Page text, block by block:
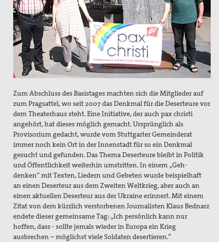
Suche
Zum Abschluss des Basistages machten sich die Mitglieder auf
zum Pragsattel, wo seit 2007 das Denkmal für die Deserteure vor
dem Theaterhaus steht. Eine Initiative, der auch pax christi
angehört, hat dieses möglich gemacht. Ursprünglich als
Provisorium gedacht, wurde vom Stuttgarter Gemeinderat
immer noch kein Ort in der Innenstadt für so ein Denkmal
gesucht und gefunden. Das Thema Deserteure bleibt in Politik
und Öffentlichkeit weiterhin umstritten. In einem „Geh-
denken“ mit Texten, Liedern und Gebeten wurde beispielhaft
an einen Deserteur aus dem Zweiten Weltkrieg, aber auch an
einen aktuellen Deserteur aus der Ukraine erinnert. Mit einem
Zitat von dem kürzlich verstorbenen Journalisten Klaus Bednarz
endete dieser gemeinsame Tag: „Ich persönlich kann nur
hoffen, dass - sollte jemals wieder in Europa ein Krieg
ausbrechen – möglichst viele Soldaten desertieren.“